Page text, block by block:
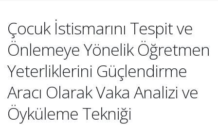
Çocuk İstismarını Tespit ve
Önlemeye Yönelik Öğretmen
Yeterliklerini Güçlendirme
Aracı Olarak Vaka Analizi ve
Öyküleme Tekniği